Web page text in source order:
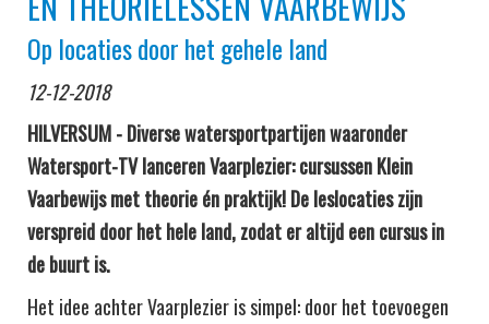
Op locaties door het gehele land
12-12-2018
HILVERSUM - Diverse watersportpartijen waaronder
Watersport-TV lanceren Vaarplezier: cursussen Klein
Vaarbewijs met theorie én praktijk! De leslocaties zijn
verspreid door het hele land, zodat er altijd een cursus in
de buurt is.
Het idee achter Vaarplezier is simpel: door het toevoegen